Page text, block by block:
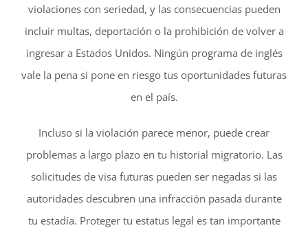
violaciones con seriedad, y las consecuencias pueden
incluir multas, deportación o la prohibición de volver a
ingresar a Estados Unidos. Ningún programa de inglés
vale la pena si pone en riesgo tus oportunidades futuras
en el país.
Incluso si la violación parece menor, puede crear
problemas a largo plazo en tu historial migratorio. Las
solicitudes de visa futuras pueden ser negadas si las
autoridades descubren una infracción pasada durante
tu estadía. Proteger tu estatus legal es tan importante